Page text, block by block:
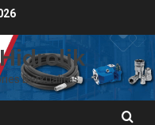
Berkualitas